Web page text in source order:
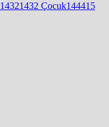
14321432 Çocuk144415